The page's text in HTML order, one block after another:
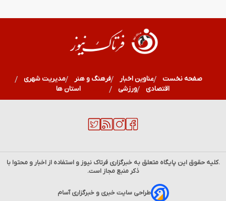
فال قانون جذب| فال قانون جذب دوشنبه 19 مرداد ماه 1405
صفحه نخست عناوین اخبار فرهنگ و هنر
مدیریت شهری
اقتصادی
ورزشی سلامت استان ها
.کلیه حقوق این پایگاه متعلق به خبرگزاریفرتاک نیوز و استفاده از اخبار و محتوا با
ذکر منبع مجاز است.
طراحی سایت خبری و خبرگزاری آسام